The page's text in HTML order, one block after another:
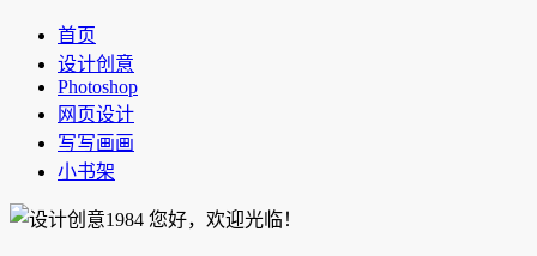
首页
设计创意
Photoshop
网页设计
写写画画
小书架
您好，欢迎光临！